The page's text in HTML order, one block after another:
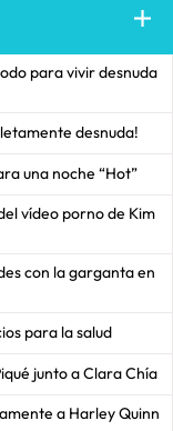
para vivir desnuda
desnuda!
una noche “Hot”
vídeo porno de Kim
con la garganta en
para la salud
junto a Clara Chía
a Harley Quinn